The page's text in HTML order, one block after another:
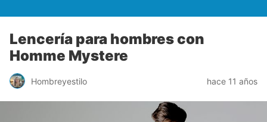
Lencería para hombres con
Homme Mystere
Hombreyestilo hace 11 años